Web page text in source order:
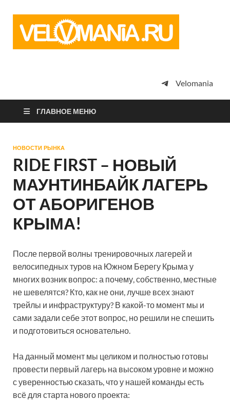
просто
Velomania
ГЛАВНОЕ МЕНЮ
НОВОСТИ РЫНКА
RIDE FIRST – НОВЫЙ
МАУНТИНБАЙК ЛАГЕРЬ
ОТ АБОРИГЕНОВ
КРЫМА!
После первой волны тренировочных лагерей и
велосипедных туров на Южном Берегу Крыма у
многих возник вопрос: а почему, собственно, местные
не шевелятся? Кто, как не они, лучше всех знают
трейлы и инфраструктуру? В какой-то момент мы и
сами задали себе этот вопрос, но решили не спешить
и подготовиться основательно.
На данный момент мы целиком и полностью готовы
провести первый лагерь на высоком уровне и можно
с уверенностью сказать, что у нашей команды есть
всё для старта нового проекта: